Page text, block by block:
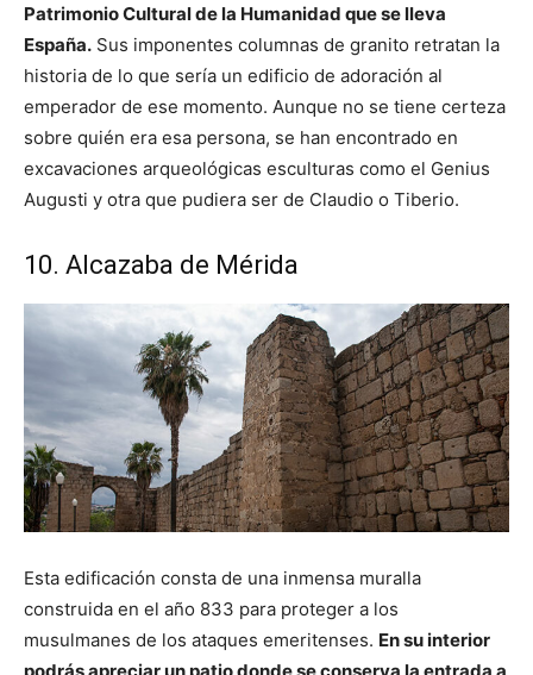
Patrimonio Cultural de la Humanidad que se lleva
España. Sus imponentes columnas de granito retratan la
historia de lo que sería un edificio de adoración al
emperador de ese momento. Aunque no se tiene certeza
sobre quién era esa persona, se han encontrado en
excavaciones arqueológicas esculturas como el Genius
Augusti y otra que pudiera ser de Claudio o Tiberio.
10. Alcazaba de Mérida
Esta edificación consta de una inmensa muralla
construida en el año 833 para proteger a los
musulmanes de los ataques emeritenses. En su interior